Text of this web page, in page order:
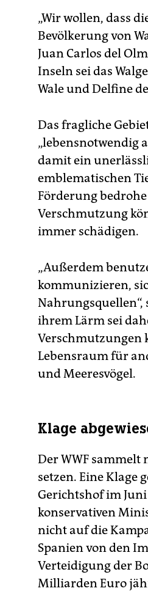
„Wir wollen, dass
Bevölkerung von
Juan Carlos del
Inseln sei das
Wale und Delfine
Das fragliche
„lebensnotwendig
damit ein
emblematischen
Förderung
Verschmutzung
immer schädigen.
„Außerdem
kommunizieren,
ihrem Lärm sei
Verschmutzungen
Lebensraum für
und Meeresvögel.
Klage
Der WWF
setzen. Eine Klage
Gerichtshof im
konservativen
nicht auf die
Spanien von den
Verteidigung der
Milliarden Euro